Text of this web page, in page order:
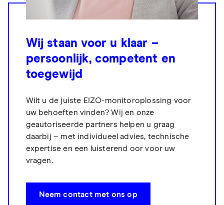
Wij staan voor u klaar –
persoonlijk, competent en
toegewijd
Wilt u de juiste EIZO-monitoroplossing voor
uw behoeften vinden? Wij en onze
geautoriseerde partners helpen u graag
daarbij – met individueel advies, technische
expertise en een luisterend oor voor uw
vragen.
Neem contact met ons op